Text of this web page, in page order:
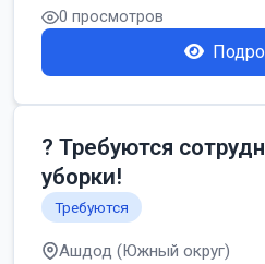
0 просмотров
? Требуются
уборки!
Требуются
Ашдод (Южный округ)